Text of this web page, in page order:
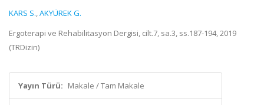
KARS S.,AKYÜREK G.
Ergoterapi ve Rehabilitasyon Dergisi, cilt.7, sa.3, ss.187-194, 2019
(TRDizin)
Yayın Türü: Makale / Tam Makale